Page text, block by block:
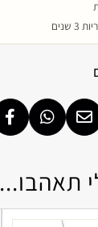
תאהבו...